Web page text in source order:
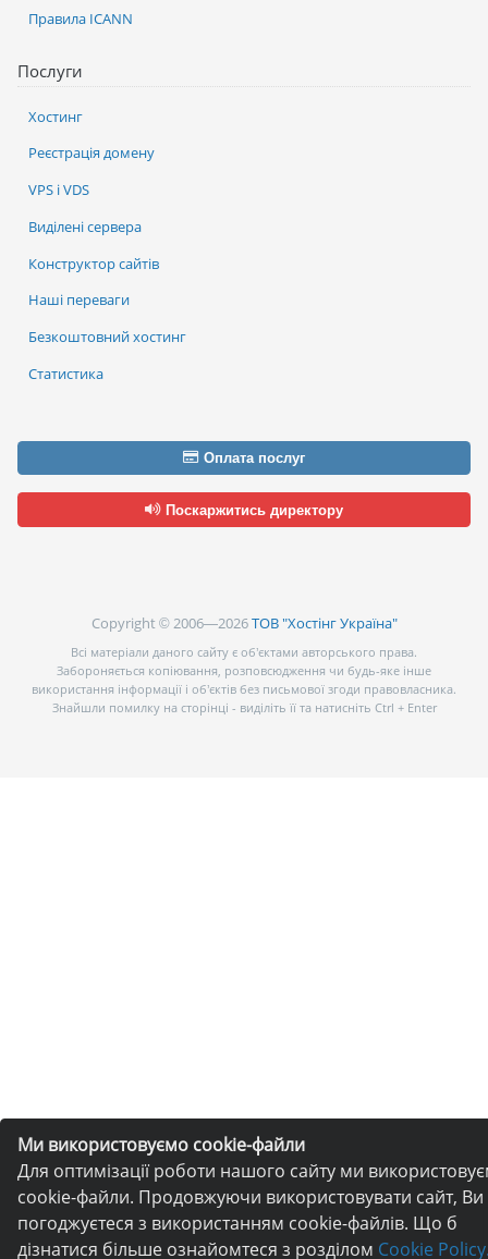
Ми використовуємо cookie-файли
Для оптимізації роботи нашого сайту ми
cookie-файли. Продовжуючи використовувати сайт, Ви
погоджуєтеся з використанням cookie-файлів. Що б
дізнатися більше ознайомтеся з розділом Cookie
Послуги
Хостинг
Реєстрація домену
VPS і VDS
Виділені сервера
Конструктор сайтів
Наші переваги
Безкоштовний хостинг
Статистика
Правила ICANN
Оплата послуг
Поскаржитись директору
Copyright © 2006—2026ТОВ "Хостінг Україна"
Всі матеріали даного сайту є об’єктами авторського права.
Забороняється копіювання, розповсюдження чи будь-яке інше
використання інформації і об’єктів без письмової згоди правовласника.
Знайшли помилку на сторінці - виділіть її та натисніть Ctrl + Enter